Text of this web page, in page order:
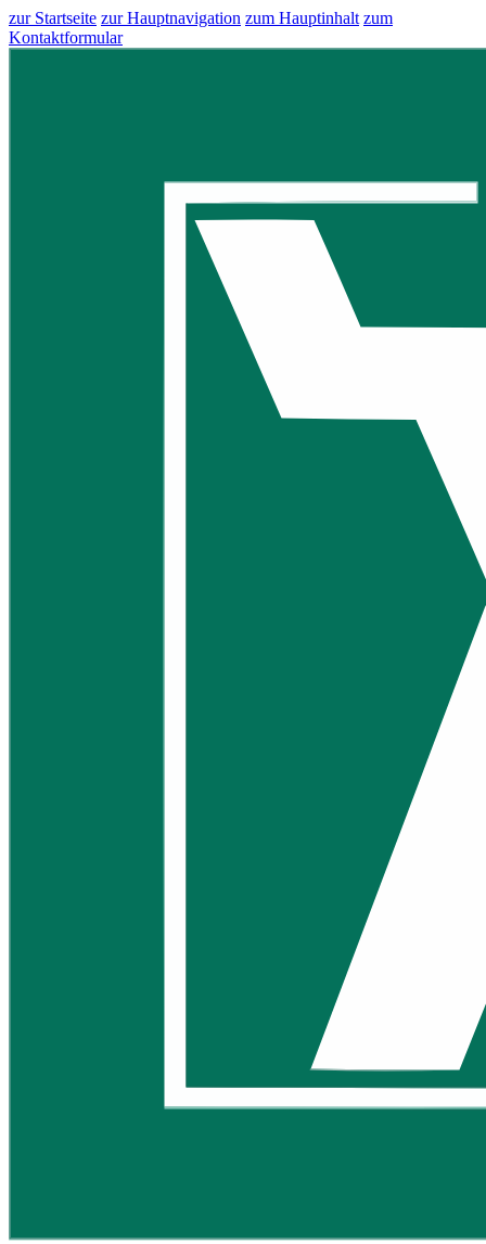
zur Startseite zur Hauptnavigation zum Hauptinhalt zum
Kontaktformular